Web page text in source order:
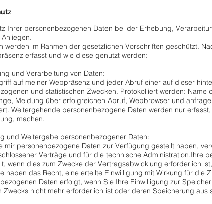
Ihrer personenbezogenen Daten bei der Erhebung,
werden im Rahmen der gesetzlichen Vorschriften geschützt.
erfasst und wie diese genutzt werden:
und Verarbeitung von Daten:
auf meiner Webpräsenz und jeder Abruf einer auf dieser
und statistischen Zwecken. Protokolliert werden:
Meldung über erfolgreichen Abruf, Webbrowser und
Weitergehende personenbezogene Daten werden nur
machen.
und Weitergabe personenbezogener Daten:
mir personenbezogene Daten zur Verfügung gestellt haben,
Verträge und für die technische Administration.Ihre
wenn dies zum Zwecke der Vertragsabwicklung erforderlich
haben das Recht, eine erteilte Einwilligung mit Wirkung für
Daten erfolgt, wenn Sie Ihre Einwilligung zur
Zwecks nicht mehr erforderlich ist oder deren Speicherung aus